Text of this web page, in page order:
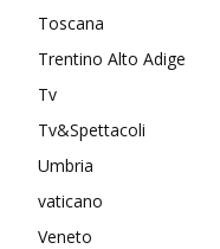
Toscana
Trentino Alto Adige
Tv
Tv&Spettacoli
Umbria
vaticano
Veneto